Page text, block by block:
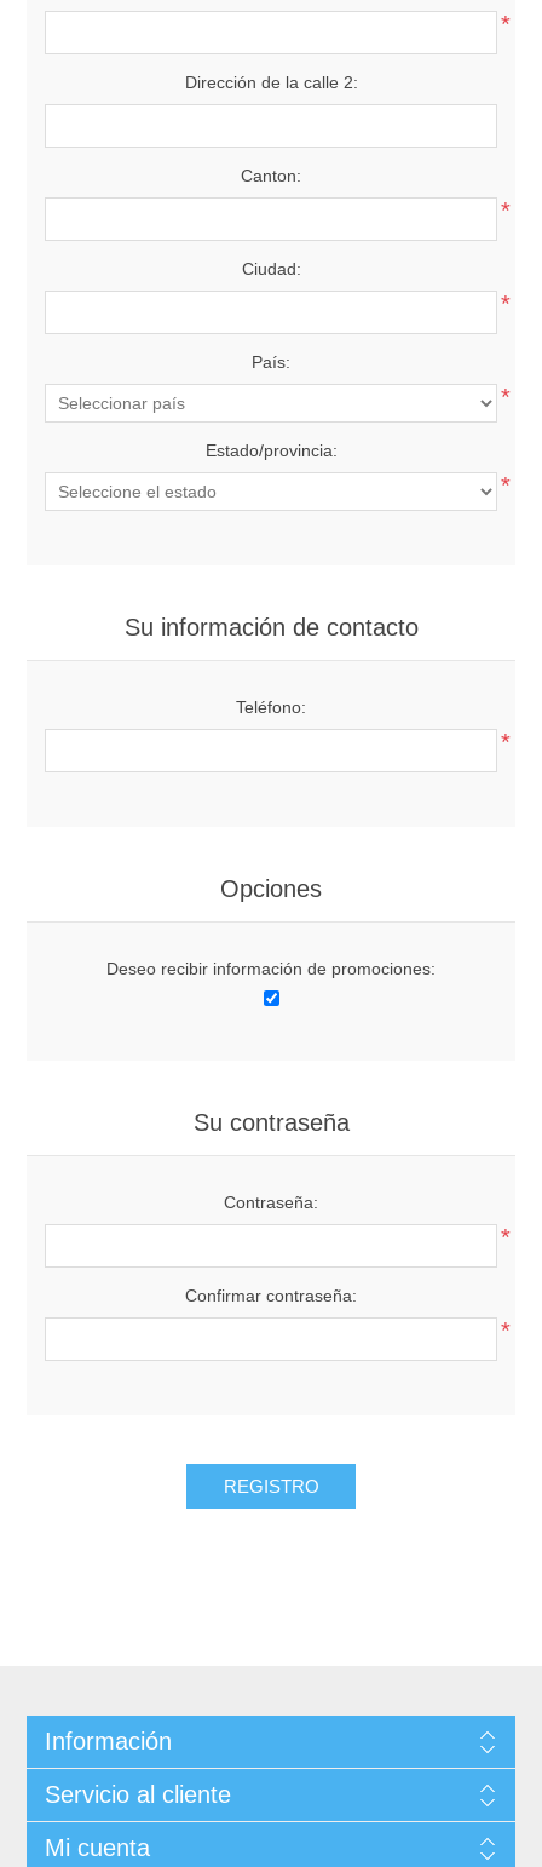
*
Dirección de la calle 2:
Canton:
*
Ciudad:
*
País:
*
Estado/provincia:
*
Su información de contacto
Teléfono:
*
Opciones
Deseo recibir información de promociones:
Su contraseña
Contraseña:
*
Confirmar contraseña:
*
Información
Servicio al cliente
Mi cuenta